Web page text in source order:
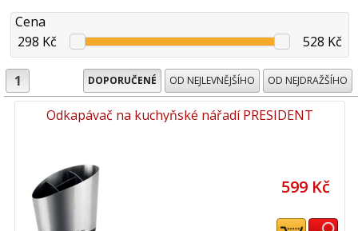
Cena
298 Kč
528 Kč
1 DOPORUČENÉ OD NEJLEVNĚJŠÍHO OD NEJDRAŽŠÍHO
Odkapávač na kuchyňské nářadí PRESIDENT
599 Kč